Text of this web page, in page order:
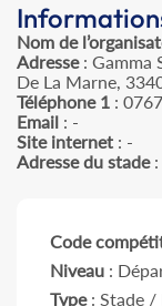
Nom de
Adresse: Gamma
De La Marne,
Téléphone 1 :
Email : -
Site internet : -
Adresse du stade:
Code
Niveau :
Type: Stade /